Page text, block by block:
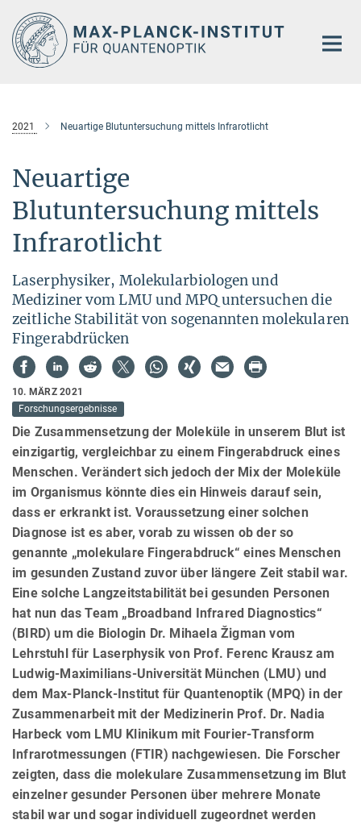
Hauptinhalt
2021 Neuartige Blutuntersuchung mittels Infrarotlicht
Neuartige
Blutuntersuchung mittels
Infrarotlicht
Laserphysiker, Molekularbiologen und
Mediziner vom LMU und MPQ untersuchen die
zeitliche Stabilität von sogenannten molekularen
Fingerabdrücken
10. MÄRZ 2021
Forschungsergebnisse
Die Zusammensetzung der Moleküle in unserem Blut ist
einzigartig, vergleichbar zu einem Fingerabdruck eines
Menschen. Verändert sich jedoch der Mix der Moleküle
im Organismus könnte dies ein Hinweis darauf sein,
dass er erkrankt ist. Voraussetzung einer solchen
Diagnose ist es aber, vorab zu wissen ob der so
genannte „molekulare Fingerabdruck“ eines Menschen
im gesunden Zustand zuvor über längere Zeit stabil war.
Eine solche Langzeitstabilität bei gesunden Personen
hat nun das Team „Broadband Infrared Diagnostics“
(BIRD) um die Biologin Dr. Mihaela Žigman vom
Lehrstuhl für Laserphysik von Prof. Ferenc Krausz am
Ludwig-Maximilians-Universität München (LMU) und
dem Max-Planck-Institut für Quantenoptik (MPQ) in der
Zusammenarbeit mit der Medizinerin Prof. Dr. Nadia
Harbeck vom LMU Klinikum mit Fourier-Transform
Infrarotmessungen (FTIR) nachgewiesen. Die Forscher
zeigten, dass die molekulare Zusammensetzung im Blut
einzelner gesunder Personen über mehrere Monate
stabil war und sogar individuell zugeordnet werden